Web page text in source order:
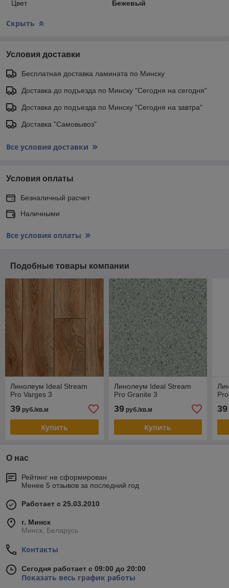
Цвет Бежевый
Скрыть
Условия доставки
Бесплатная доставка ламината по Минску
Доставка до подъезда по Минску "Сегодня на сегодня"
Доставка до подъезда по Минску "Сегодня на завтра"
Доставка "Самовывоз"
Все условия доставки
Условия оплаты
Безналичный расчет
Наличными
Все условия оплаты
Подобные товары компании
Линолеум Ideal Stream
Pro Varges 3
39 руб./кв.м
Купить
Линолеум Ideal Stream
Pro Granite 3
39руб./кв.м
Купить
39
О нас
Рейтинг не сформирован
Менее 5 отзывов за последний год
Работает с 25.03.2010
г. Минск
Минск, Беларусь
Контакты
Сегодня работает с 09:00 до 20:00
Показать весь график работы